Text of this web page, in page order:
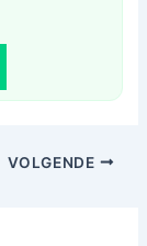
VOLGENDE